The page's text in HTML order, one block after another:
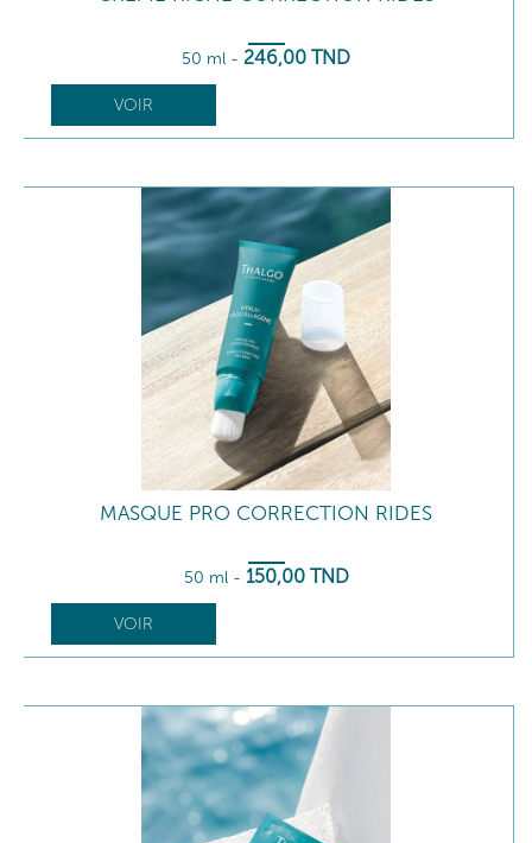
50 ml - 246,00 TND
VOIR
MASQUE PRO CORRECTION RIDES
50 ml - 150,00 TND
VOIR